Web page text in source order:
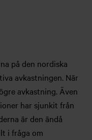
på den nordiska
avkastningen. När
avkastning. Även
har sjunkit från
är den ändå
i fråga om